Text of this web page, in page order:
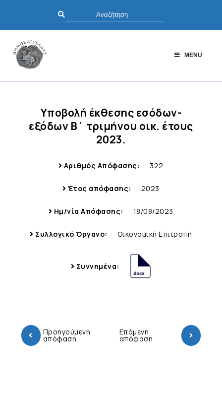
MENU
Υποβολή έκθεσης εσόδων-
εξόδων Β΄ τριμήνου οικ. έτους
2023.
Αριθμός Απόφασης: 322
Έτος απόφασης: 2023
Ημ/νία Απόφασης: 18/08/2023
Συλλογικό Όργανο: Οικονομική Επιτροπή
Συννημένα:
Προηγούμενη
απόφαση
Επόμενη
απόφαση